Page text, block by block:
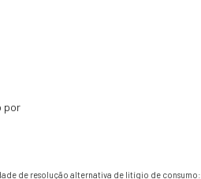
por
de resolução alternativa de litígio de consumo: